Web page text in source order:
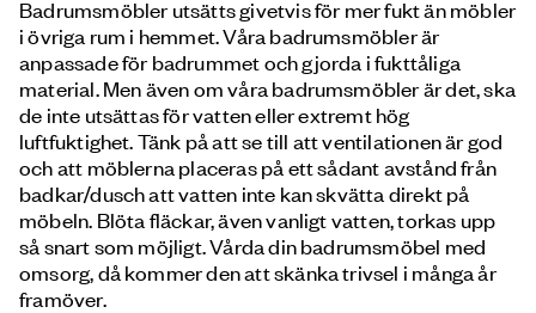
Badrumsmöbler utsätts givetvis för mer fukt än möbler
i övriga rum i hemmet. Våra badrumsmöbler är
anpassade för badrummet och gjorda i fukttåliga
material. Men även om våra badrumsmöbler är det, ska
de inte utsättas för vatten eller extremt hög
luftfuktighet. Tänk på att se till att ventilationen är god
och att möblerna placeras på ett sådant avstånd från
badkar/dusch att vatten inte kan skvätta direkt på
möbeln. Blöta fläckar, även vanligt vatten, torkas upp
så snart som möjligt. Vårda din badrumsmöbel med
omsorg, då kommer den att skänka trivsel i många år
framöver.